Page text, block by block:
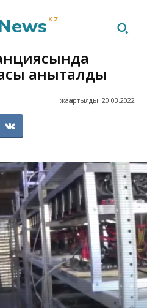
KZ
анықталды
жаңартылды: 20.03.2022